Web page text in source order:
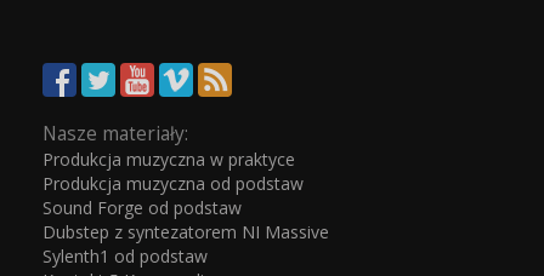
Nasze materiały:
Produkcja muzyczna w praktyce
Produkcja muzyczna od podstaw
Sound Forge od podstaw
Dubstep z syntezatorem NI Massive
Sylenth1 od podstaw